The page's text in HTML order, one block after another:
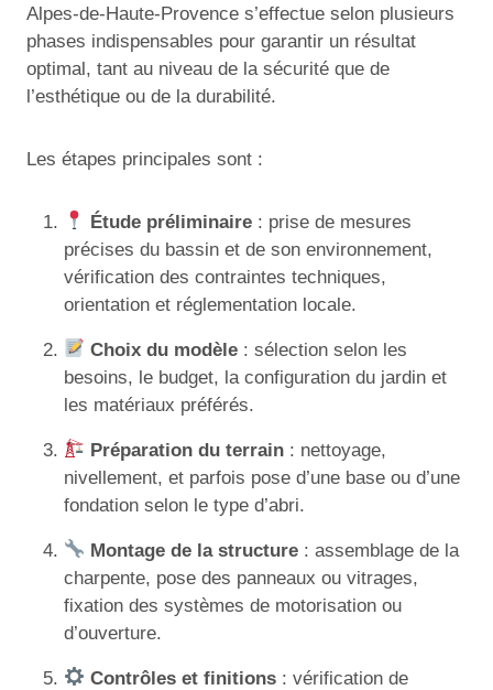
Alpes-de-Haute-Provence s’effectue selon plusieurs
phases indispensables pour garantir un résultat
optimal, tant au niveau de la sécurité que de
l’esthétique ou de la durabilité.
Les étapes principales sont :
Étude préliminaire : prise de mesures
précises du bassin et de son environnement,
vérification des contraintes techniques,
orientation et réglementation locale.
Choix du modèle : sélection selon les
besoins, le budget, la configuration du jardin et
les matériaux préférés.
Préparation du terrain : nettoyage,
nivellement, et parfois pose d’une base ou d’une
fondation selon le type d’abri.
Montage de la structure : assemblage de la
charpente, pose des panneaux ou vitrages,
fixation des systèmes de motorisation ou
d’ouverture.
Contrôles et finitions : vérification de